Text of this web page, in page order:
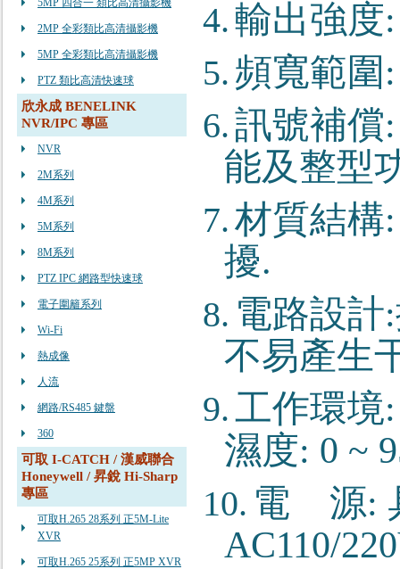
5MP 四合一 類比高清攝影機
2MP 全彩類比高清攝影機
5MP 全彩類比高清攝影機
PTZ 類比高清快速球
欣永成 BENELINK
NVR/IPC 專區
NVR
2M系列
4M系列
5M系列
8M系列
PTZ IPC 網路型快速球
電子圍籬系列
Wi-Fi
熱成像
人流
網路/RS485 鍵盤
360
可取 I-CATCH / 漢威聯合
Honeywell / 昇銳 Hi-Sharp
專區
可取H.265 28系列 正5M-Lite
XVR
可取H.265 25系列 正5MP XVR
4.輸出強度
5. 頻寬範圍
6.訊號補償
能及整型
7.材質結構
擾.
8. 電路設計:
不易產生
9.工作環境
濕度: 0 ~
10. 電 源:
AC110/